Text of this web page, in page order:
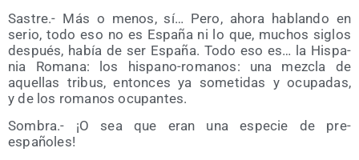
Sas­tre.- Más o menos, sí… Pero, aho­ra hablan­do en
serio, todo eso no es Espa­ña ni lo que, muchos siglos
des­pués, había de ser Espa­ña. Todo eso es… la His­pa­
nia Roma­na: los his­pano-roma­nos: una mez­cla de
aque­llas tri­bus, enton­ces ya some­ti­das y ocu­pa­das,
y de los roma­nos ocupantes.
Som­bra.- ¡O sea que eran una espe­cie de pre-
españoles!